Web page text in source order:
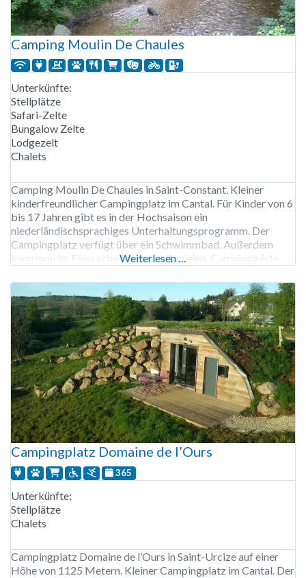
Camping Moulin De Chaules
Unterkünfte:
Stellplätze
Safari-Zelte
Bungalow Zelte
Lodgezelt
Chalets
Camping Moulin De Chaules in Saint-Constant. Kleiner
kinderfreundlicher Campingplatz im Cantal. Für Kinder von 6
bis 17 Jahren gibt es in der Hochsaison ein
niederländischsprachiges Unterhaltungsprogramm. Der
Campingplatz verfügt über ein Schwimmbad. Außerdem
kann man im Fluss schwimmen und spielen. Campinggäste
gute Mahlzeit einnehmen. Der Campingplatz Moulin De
Chaules verfügt über eine
Weiterlesen …
Campingplatz Domaine de l’Ours
365
Unterkünfte:
Stellplätze
Chalets
Campingplatz Domaine de l’Ours in Saint-Urcize auf einer
Höhe von 1125 Metern. Kleiner Campingplatz im Cantal. Der